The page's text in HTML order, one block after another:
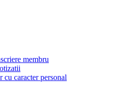
membru
cu caracter personal